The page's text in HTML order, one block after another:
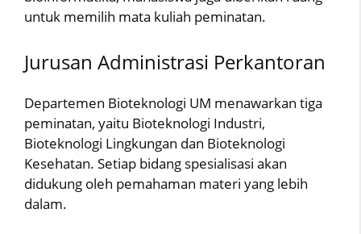
untuk memilih mata kuliah peminatan.
Jurusan Administrasi Perkantoran
Departemen Bioteknologi UM menawarkan tiga
peminatan, yaitu Bioteknologi Industri,
Bioteknologi Lingkungan dan Bioteknologi
Kesehatan. Setiap bidang spesialisasi akan
didukung oleh pemahaman materi yang lebih
dalam.